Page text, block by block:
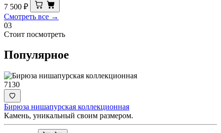
7 500 ₽
Смотреть все →
03
Стоит посмотреть
Популярное
7130
Бирюза нишапурская коллекционная
Камень, уникальный своим размером.